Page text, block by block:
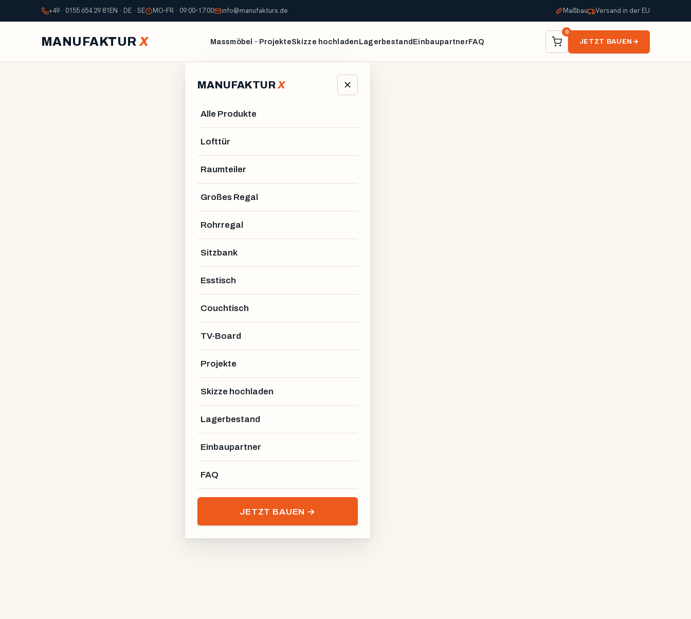
+49 · 0155 654 29 81EN · DE · SE MO–FR · 09:00–17:00 info@manufakturx.de Maßbau Versand in der EU
MANUFAKTURX Massmöbel ProjekteSkizze hochladenLagerbestandEinbaupartnerFAQ
0
JETZT BAUEN →
MANUFAKTURX
Alle Produkte
Lofttür
Raumteiler
Großes Regal
Rohrregal
Sitzbank
Esstisch
Couchtisch
TV-Board
Projekte
Skizze hochladen
Lagerbestand
Einbaupartner
FAQ
JETZT BAUEN →
ALEXANDER STELZNER